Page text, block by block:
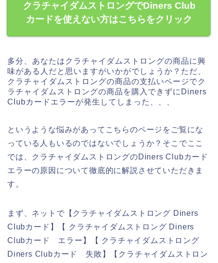
クラチャイダムストロングでDiners Club
カードを使えない方はこちらをクリック
多分、あなたはクラチャイダムストロングの商品に興
味がある人だと思いますがいかがでしょうか？ただ、
クラチャイダムストロングの商品の支払いページでク
ラチャイダムストロングの商品を購入できずにDiners
Clubカードエラーが発生してしまった、、、
というような悩みがあってこちらのページをご覧にな
っている人もいるのではないでしょうか？そこでここ
では、クラチャイダムストロングのDiners Clubカード
エラーの原因について徹底的に解説させていただきま
す。
まず、ネットで【クラチャイダムストロング Diners
Clubカード】【 クラチャイダムストロング Diners
Clubカード エラー】【 クラチャイダムストロング
Diners Clubカード 失敗】【クラチャイダムストロン